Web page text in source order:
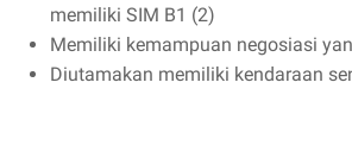
memiliki SIM B1 (2)
Memiliki kemampuan negosiasi
Diutamakan memiliki kendaraan